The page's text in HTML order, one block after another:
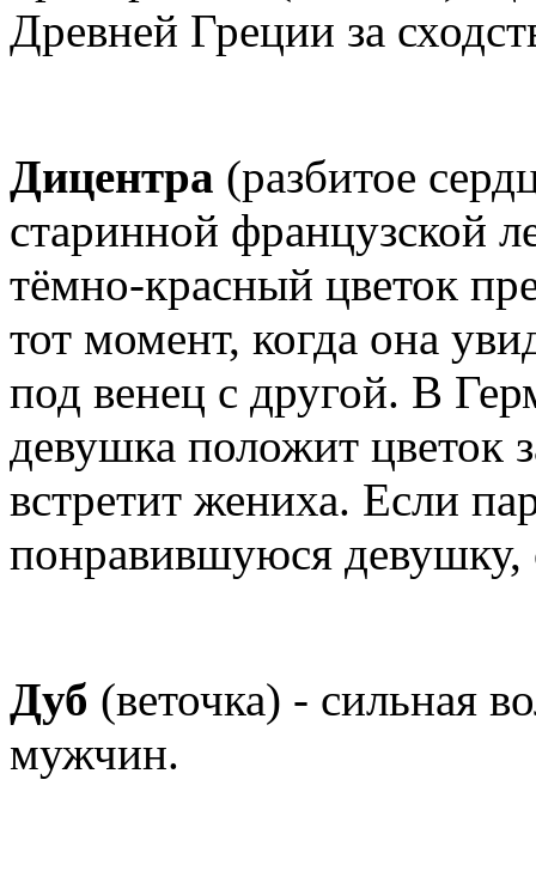
Древней Греции за
Дицентра (разбитое
старинной французской
тёмно-красный цветок
тот момент, когда она
под венец с другой. В
девушка положит цветок
встретит жениха. Если
понравившуюся девушку,
Дуб (веточка) - сильная
мужчин.